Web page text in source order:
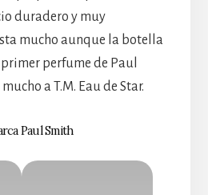
duradero y muy
mucho aunque la botella
perfume de Paul
a T.M. Eau de Star.
Paul Smith